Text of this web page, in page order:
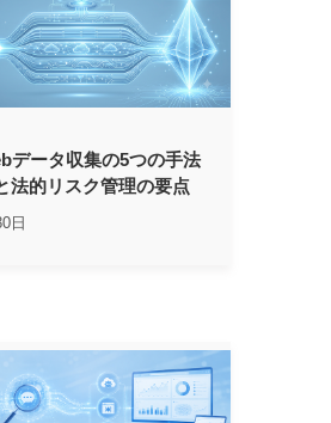
データ収集の5つの手法
法的リスク管理の要点
日